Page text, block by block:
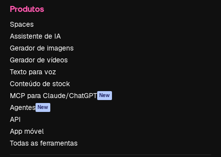
Produtos
Spaces
Assistente de IA
Gerador de imagens
Gerador de vídeos
Texto para voz
Conteúdo de stock
MCP para Claude/ChatGPT New
Agentes New
API
App móvel
Todas as ferramentas